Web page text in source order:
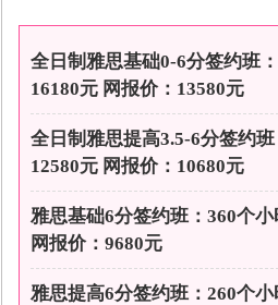
全日制雅思基础0-6分签约班
16180元 网报价：13580元
全日制雅思提高3.5-6分签约
12580元 网报价：10680元
雅思基础6分签约班：360个
网报价：9680元
雅思提高6分签约班：260个